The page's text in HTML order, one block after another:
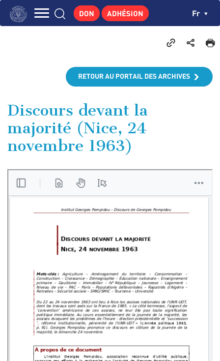
Aller
CENTRE DE RECHERCHES
PUBLICATIONS
ACTUALITÉS
ENSEIGNEMENT
DON ADHÉSION Fr
RETOUR AU PORTAIL DES ARCHIVES
Discours devant la
majorité (Nice, 24
novembre 1963)
Panneau de gestion des cookies